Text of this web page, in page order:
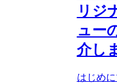
リジ
ュー
介し
はじめ